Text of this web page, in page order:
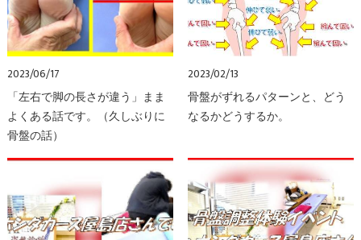
2023/06/17
「左右で脚の長さが違う」まま
よくある話です。（久しぶりに
骨盤の話）
2023/02/13
骨盤がずれるパターンと、どう
なるかどうするか。